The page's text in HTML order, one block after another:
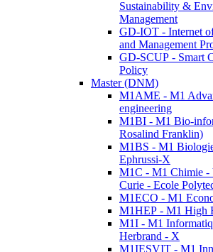
Sustainability &
Management
GD-IOT - Internet
and Management
GD-SCUP - Smart
Policy
Master (DNM)
M1AME - M1
engineering
M1BI - M1 Bio-
Rosalind Franklin)
M1BS - M1
Ephrussi-X
M1C - M1 Chimie -
Curie - Ecole
M1ECO - M1
M1HEP - M1 High
M1I - M1
Herbrand - X
M1IESVIT - M1